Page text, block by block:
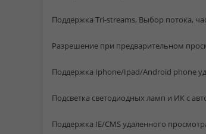
Поддержка Tri-streams, Выбор потока,
Разрешение при предварительном
Поддержка Iphone/Ipad/Android phone
Подсветка светодиодных ламп и ИК с
Поддержка IE/CMS удаленного